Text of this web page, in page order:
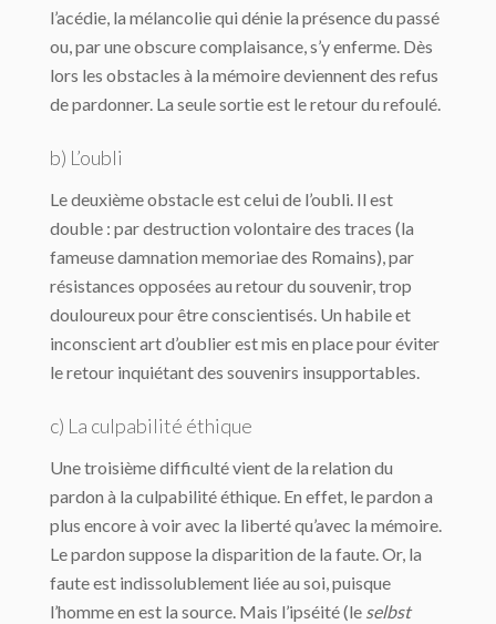
l’acédie, la mélancolie qui dénie la présence du passé
ou, par une obscure complaisance, s’y enferme. Dès
lors les obstacles à la mémoire deviennent des refus
de pardonner. La seule sortie est le retour du refoulé.
b) L’oubli
Le deuxième obstacle est celui de l’oubli. Il est
double : par destruction volontaire des traces (la
fameuse damnation memoriae des Romains), par
résistances opposées au retour du souvenir, trop
douloureux pour être conscientisés. Un habile et
inconscient art d’oublier est mis en place pour éviter
le retour inquiétant des souvenirs insupportables.
c) La culpabilité éthique
Une troisième difficulté vient de la relation du
pardon à la culpabilité éthique. En effet, le pardon a
plus encore à voir avec la liberté qu’avec la mémoire.
Le pardon suppose la disparition de la faute. Or, la
faute est indissolublement liée au soi, puisque
l’homme en est la source. Mais l’ipséité (le selbst